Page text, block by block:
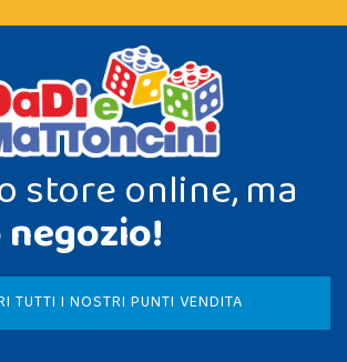
store online, ma
TUTTI I NOSTRI PUNTI VENDITA